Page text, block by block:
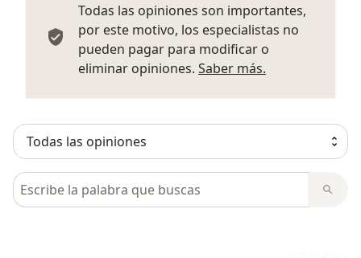
Todas las opiniones son importantes,
por este motivo, los especialistas no
pueden pagar para modificar o
eliminar opiniones. Saber más.
Busca en opiniones